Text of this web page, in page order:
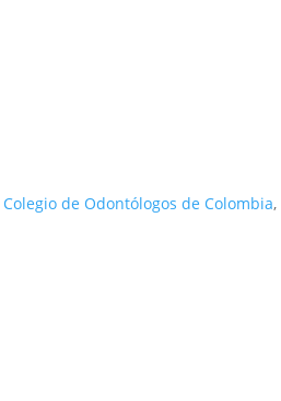
Colegio de Odontólogos de Colombia,